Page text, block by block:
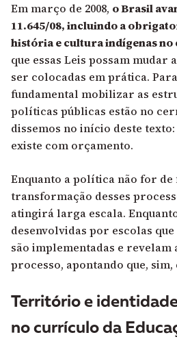
Em março de 2008, o Brasil
11.645/08, incluindo a
história e cultura indígenas
que essas Leis possam mudar
ser colocadas em prática.
fundamental mobilizar as
políticas públicas estão no
dissemos no início deste
existe com orçamento.
Enquanto a política não for de
transformação desses
atingirá larga escala.
desenvolvidas por escolas
são implementadas e revelam
processo, apontando que, sim,
Território e
no currículo da